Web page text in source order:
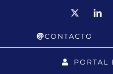
CONTACTO
PORTAL